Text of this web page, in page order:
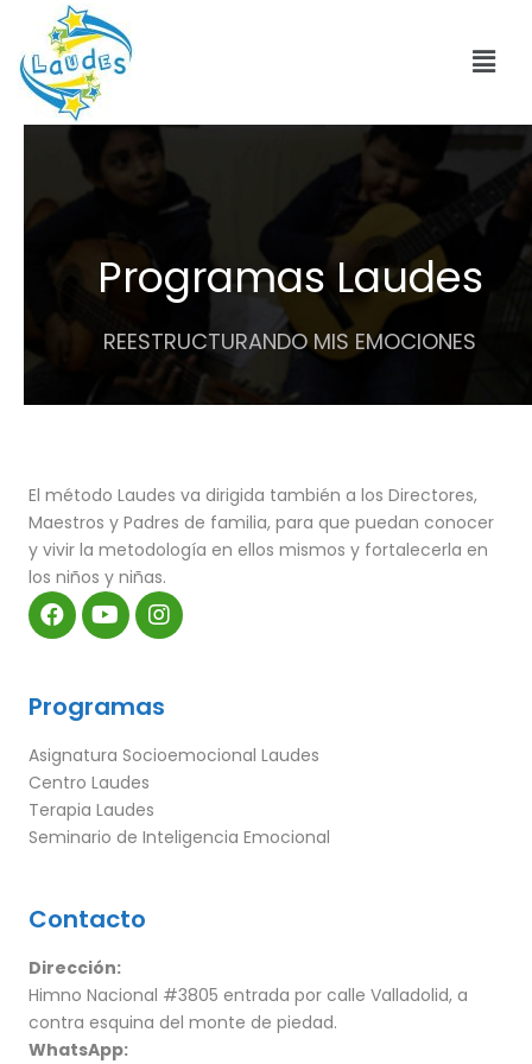
Programas Laudes
REESTRUCTURANDO MIS EMOCIONES
El método Laudes va dirigida también a los Directores,
Maestros y Padres de familia, para que puedan conocer
y vivir la metodología en ellos mismos y fortalecerla en
los niños y niñas.
Programas
Asignatura Socioemocional Laudes
Centro Laudes
Terapia Laudes
Seminario de Inteligencia Emocional
Contacto
Dirección:
Himno Nacional #3805 entrada por calle Valladolid, a
contra esquina del monte de piedad.
WhatsApp: